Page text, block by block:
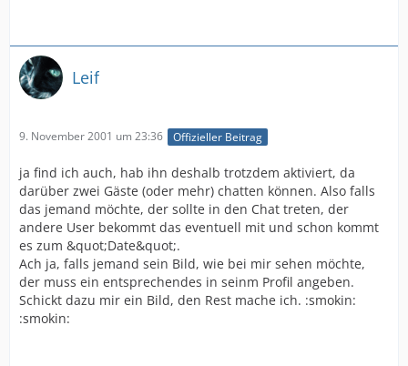
Leif
9. November 2001 um 23:36 Offizieller Beitrag
ja find ich auch, hab ihn deshalb trotzdem aktiviert, da
darüber zwei Gäste (oder mehr) chatten können. Also falls
das jemand möchte, der sollte in den Chat treten, der
andere User bekommt das eventuell mit und schon kommt
es zum &quot;Date&quot;.
Ach ja, falls jemand sein Bild, wie bei mir sehen möchte,
der muss ein entsprechendes in seinm Profil angeben.
Schickt dazu mir ein Bild, den Rest mache ich. :smokin:
:smokin: